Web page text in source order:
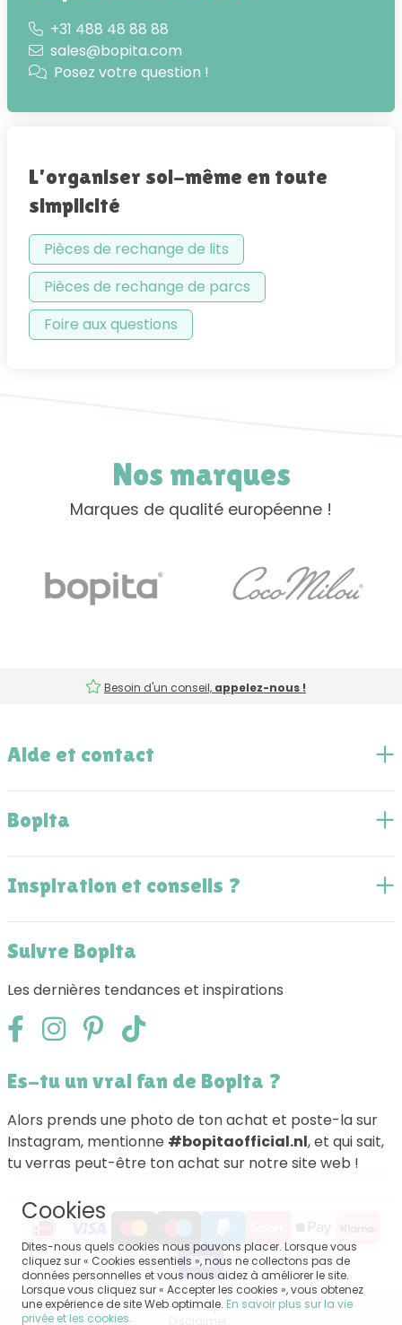
+31 488 48 88 88
sales@bopita.com
Posez votre question !
L'organiser soi-même en toute
simplicité
Pièces de rechange de lits
Pièces de rechange de parcs
Foire aux questions
Nos marques
Marques de qualité européenne !
Besoin d'un conseil, appelez-nous !
Aide et contact
Bopita
Inspiration et conseils ?
Suivre Bopita
Les dernières tendances et inspirations
Es-tu un vrai fan de Bopita ?
Alors prends une photo de ton achat et poste-la sur
Instagram, mentionne #bopitaofficial.nl, et qui sait,
tu verras peut-être ton achat sur notre site web !
Sitemap
Cookies
Dites-nous quels cookies nous pouvons placer. Lorsque vous
cliquez sur « Cookies essentiels », nous ne collectons pas de
données personnelles et vous nous aidez à améliorer le site.
Lorsque vous cliquez sur « Accepter les cookies », vous obtenez
une expérience de site Web optimale. En savoir plus sur la vie
privée et les cookies.